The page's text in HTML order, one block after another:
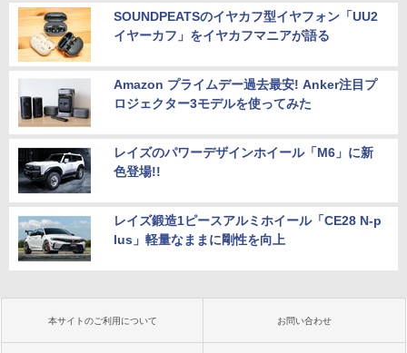
SOUNDPEATSのイヤカフ型イヤフォン「UU2
イヤーカフ」をイヤカフマニアが語る
Amazon プライムデー過去最安! Anker注目プ
ロジェクター3モデルを使ってみた
レイズのパワーデザインホイール「M6」に新
色登場!!
レイズ鍛造1ピースアルミホイール「CE28 N-p
lus」軽量なままに剛性を向上
本サイトのご利用について お問い合わせ